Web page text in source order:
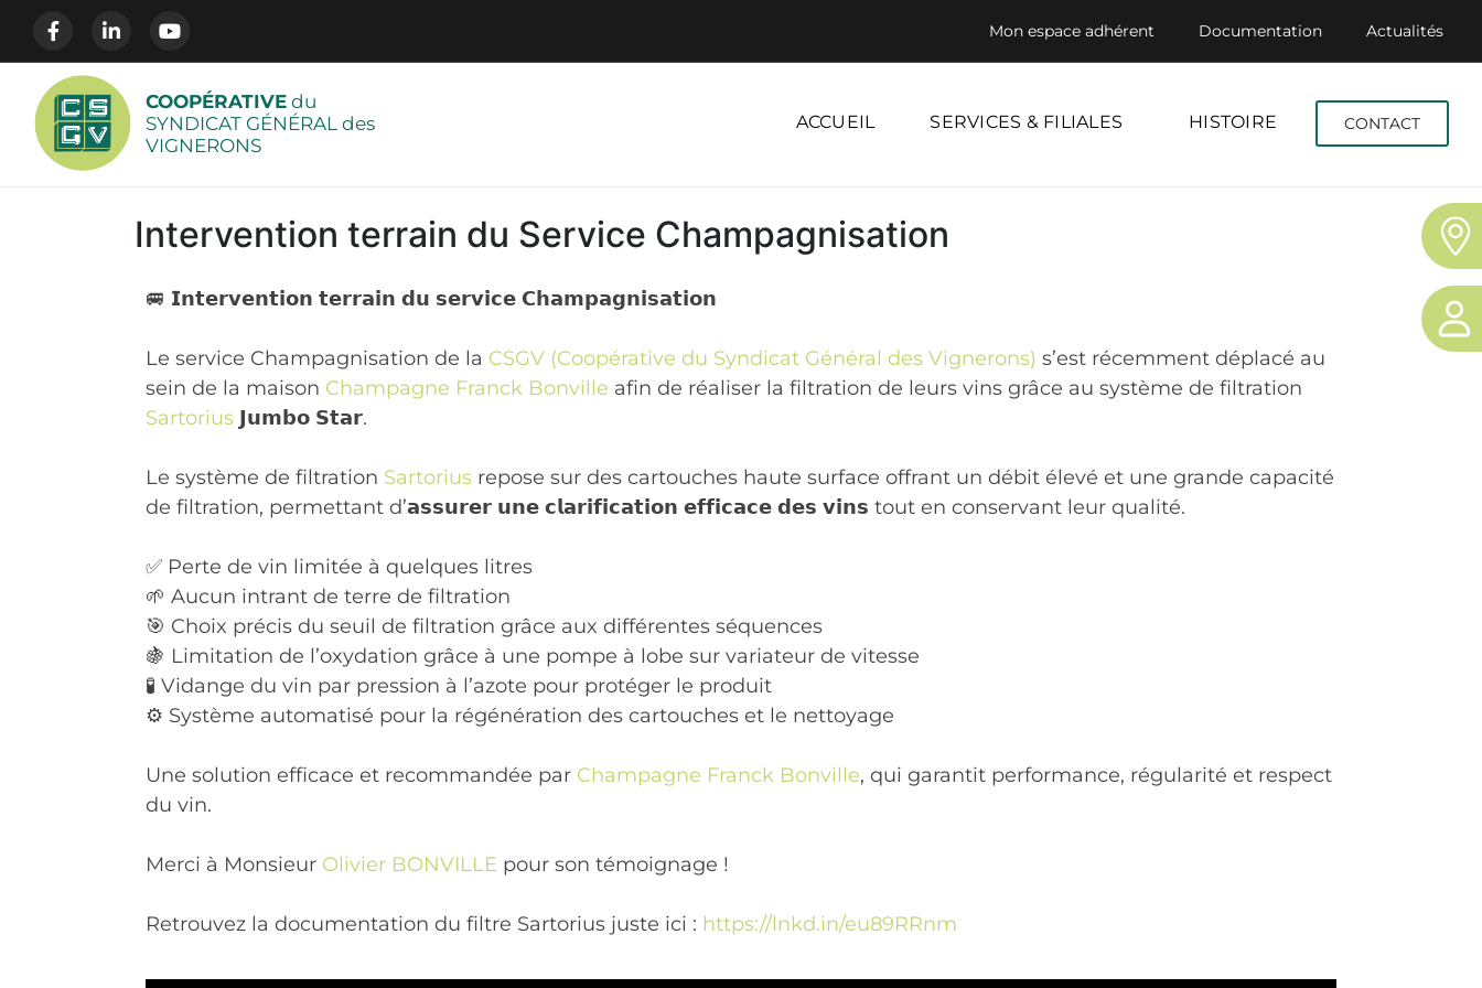
Mon espace adhérent Documentation Actualités
COOPÉRATIVE du
SYNDICAT GÉNÉRAL des
VIGNERONS
ACCUEIL SERVICES & FILIALES HISTOIRE CONTACT
Intervention terrain du Service Champagnisation
🚐 𝗜𝗻𝘁𝗲𝗿𝘃𝗲𝗻𝘁𝗶𝗼𝗻 𝘁𝗲𝗿𝗿𝗮𝗶𝗻 𝗱𝘂 𝘀𝗲𝗿𝘃𝗶𝗰𝗲 𝗖𝗵𝗮𝗺𝗽𝗮𝗴𝗻𝗶𝘀𝗮𝘁𝗶𝗼𝗻
Le service Champagnisation de la CSGV (Coopérative du Syndicat Général des Vignerons) s’est récemment déplacé au
sein de la maison Champagne Franck Bonville afin de réaliser la filtration de leurs vins grâce au système de filtration
Sartorius 𝗝𝘂𝗺𝗯𝗼 𝗦𝘁𝗮𝗿.
Le système de filtration Sartorius repose sur des cartouches haute surface offrant un débit élevé et une grande capacité
de filtration, permettant d’𝗮𝘀𝘀𝘂𝗿𝗲𝗿 𝘂𝗻𝗲 𝗰𝗹𝗮𝗿𝗶𝗳𝗶𝗰𝗮𝘁𝗶𝗼𝗻 𝗲𝗳𝗳𝗶𝗰𝗮𝗰𝗲 𝗱𝗲𝘀 𝘃𝗶𝗻𝘀 tout en conservant leur qualité.
✅ Perte de vin limitée à quelques litres
🌱 Aucun intrant de terre de filtration
🎯 Choix précis du seuil de filtration grâce aux différentes séquences
🍇 Limitation de l’oxydation grâce à une pompe à lobe sur variateur de vitesse
🧪 Vidange du vin par pression à l’azote pour protéger le produit
⚙️ Système automatisé pour la régénération des cartouches et le nettoyage
Une solution efficace et recommandée par Champagne Franck Bonville, qui garantit performance, régularité et respect
du vin.
Merci à Monsieur Olivier BONVILLE pour son témoignage !
Retrouvez la documentation du filtre Sartorius juste ici : https://lnkd.in/eu89RRnm